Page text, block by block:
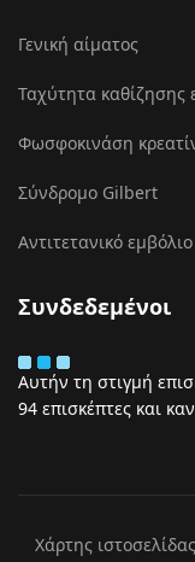
Γενική αίματος
Ταχύτητα καθίζησης
Φωσφοκινάση
Σύνδρομο Gilbert
Αντιτετανικό εμβόλιο
Συνδεδεμένοι
Αυτήν τη στιγμή
94 επισκέπτες και
Χάρτης ιστοσελίδας